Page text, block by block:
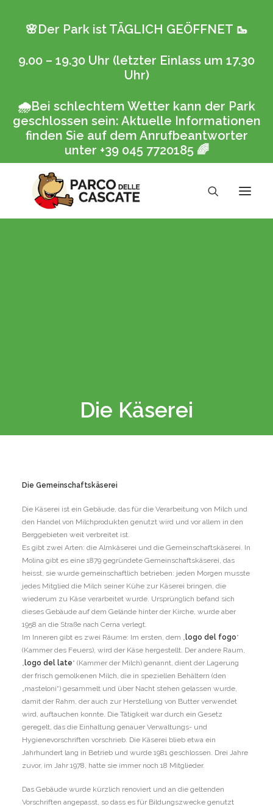
🌸Der Park ist TÄGLICH GEÖFFNET 🥾
9.00 – 19.30 Uhr (letzter Einlass um 17.30
Uhr)
🌧️Bei schlechtem Wetter kann der Park
geschlossen sein: Aktuelle Informationen
finden Sie auf dem Anrufbeantworter
unter +39 045 7720185🌈
Die Käserei
Die Gemeinschaftskäserei
Die Käserei ist ein Gebäude, das für die Verarbeitung von Milch und
den Handel von Milchprodukten genutzt wird und vor allem in den
Berggebieten weit verbreitet ist.
Es gibt zwei Arten: die Almkäserei und die Gemeinschaftskäserei. In
Molina gibt es eine 1879 gegründete Gemeinschaftskäserei, das
heisst, sie wurde gemeinschaftlich betrieben: jeden Morgen musste
jedes Mitglied die Milch seiner Kühe zur Käserei bringen, die
wiederum zu Käse verarbeitet wurde. Ursprünglich befand sich
dieses Gebäude auf dem Gelände hinter der Kirche, wurde aber
1958 an die Straße nach Cerna verlegt.
Im Inneren gibt es zwei Räume: Im ersten, dem „logo del fogo“
(Kammer des Feuers), wird der Käse hergestellt. Der andere Raum,
„logo del late“ (Kammer der Milch) genannt, dient der Lagerung
der frisch gemolkenen Milch, die in speziellen Behältern (den
„masteloni“) gesammelt und über Nacht stehen gelassen wurde,
damit der Rahm, der auch zur Herstellung von Butter verwendet
wird, auftauchen konnte. Die Tätigkeit war durch ein Gesetz
geregelt, das die Einhaltung genauer Verwaltungs- und
Hygienevorschriften vorschrieb. Die Käserei blieb etwa ein
Jahrhundert lang in Betrieb und wurde 1981 geschlossen. Drei Jahre
zuvor, im Jahr 1978, hatte sie immer noch 18 Mitglieder.
Das Gebäude wurde kürzlich renoviert und an die geltenden
Vorschriften angepasst, so dass es für Bildungszwecke genutzt